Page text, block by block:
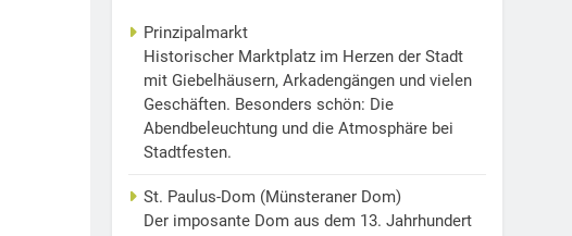
Prinzipalmarkt
Historischer Marktplatz im Herzen der Stadt
mit Giebelhäusern, Arkadengängen und vielen
Geschäften. Besonders schön: Die
Abendbeleuchtung und die Atmosphäre bei
Stadtfesten.
St. Paulus-Dom (Münsteraner Dom)
Der imposante Dom aus dem 13. Jahrhundert